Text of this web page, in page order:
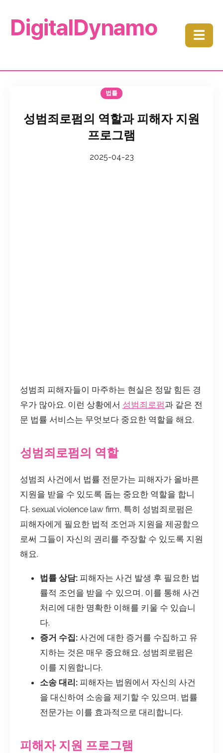
DigitalDynamo ☰
법률
성범죄로펌의 역할과 피해자 지원
프로그램
2025-04-23
성범죄 피해자들이 마주하는 현실은 정말 힘든 경
우가 많아요. 이런 상황에서 성범죄로펌과 같은 전
문 법률 서비스는 무엇보다 중요한 역할을 해요.
성범죄로펌의 역할
성범죄 사건에서 법률 전문가는 피해자가 올바른
지원을 받을 수 있도록 돕는 중요한 역할을 합니
다. sexual violence law firm, 특히 성범죄로펌은
피해자에게 필요한 법적 조언과 지원을 제공함으
로써 그들이 자신의 권리를 주장할 수 있도록 지원
해요.
법률 상담: 피해자는 사건 발생 후 필요한 법
률적 조언을 받을 수 있으며, 이를 통해 사건
처리에 대한 명확한 이해를 키울 수 있습니
다.
증거 수집: 사건에 대한 증거를 수집하고 유
지하는 것은 매우 중요해요. 성범죄로펌은
이를 지원합니다.
소송 대리: 피해자는 법원에서 자신의 사건
을 대신하여 소송을 제기할 수 있으며, 법률
전문가는 이를 효과적으로 대리합니다.
피해자 지원 프로그램